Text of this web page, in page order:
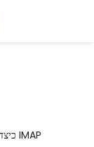
כיצד להסתיר הודעות שנמחקו בחשבון IMAP